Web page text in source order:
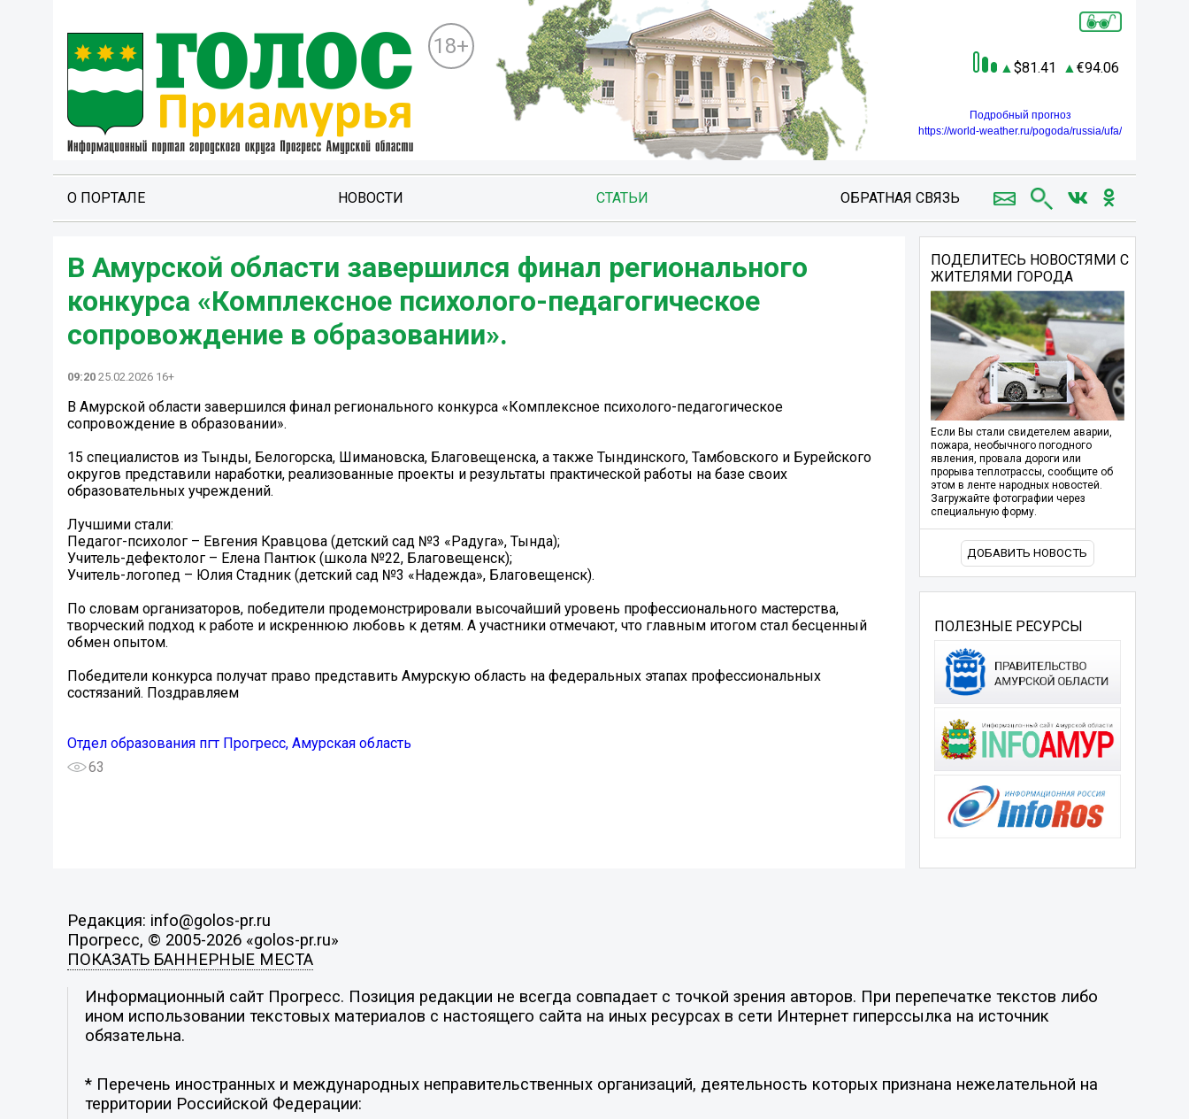
18+
81.41 94.06
Подробный прогноз
https://world-weather.ru/pogoda/russia/ufa/
О ПОРТАЛЕ НОВОСТИ СТАТЬИ ОБРАТНАЯ СВЯЗЬ
В Амурской области завершился финал регионального
конкурса «Комплексное психолого-педагогическое
сопровождение в образовании».
09:20 25.02.2026 16+
В Амурской области завершился финал регионального конкурса «Комплексное психолого-педагогическое
сопровождение в образовании».
15 специалистов из Тынды, Белогорска, Шимановска, Благовещенска, а также Тындинского, Тамбовского и Бурейского
округов представили наработки, реализованные проекты и результаты практической работы на базе своих
образовательных учреждений.
Лучшими стали:
Педагог-психолог – Евгения Кравцова (детский сад №3 «Радуга», Тында);
Учитель-дефектолог – Елена Пантюк (школа №22, Благовещенск);
Учитель-логопед – Юлия Стадник (детский сад №3 «Надежда», Благовещенск).
По словам организаторов, победители продемонстрировали высочайший уровень профессионального мастерства,
творческий подход к работе и искреннюю любовь к детям. А участники отмечают, что главным итогом стал бесценный
обмен опытом.
Победители конкурса получат право представить Амурскую область на федеральных этапах профессиональных
состязаний. Поздравляем
Отдел образования пгт Прогресс, Амурская область
63
ПОДЕЛИТЕСЬ НОВОСТЯМИ С
ЖИТЕЛЯМИ ГОРОДА
Если Вы стали свидетелем аварии,
пожара, необычного погодного
явления, провала дороги или
прорыва теплотрассы, сообщите об
этом в ленте народных новостей.
Загружайте фотографии через
специальную форму.
ДОБАВИТЬ НОВОСТЬ
ПОЛЕЗНЫЕ РЕСУРСЫ
Редакция: info@golos-pr.ru
Прогресс, © 2005-2026 «golos-pr.ru»
ПОКАЗАТЬ БАННЕРНЫЕ МЕСТА
Информационный сайт Прогресс. Позиция редакции не всегда совпадает с точкой зрения авторов. При перепечатке текстов либо
ином использовании текстовых материалов с настоящего сайта на иных ресурсах в сети Интернет гиперссылка на источник
обязательна.
* Перечень иностранных и международных неправительственных организаций, деятельность которых признана нежелательной на
территории Российской Федерации: